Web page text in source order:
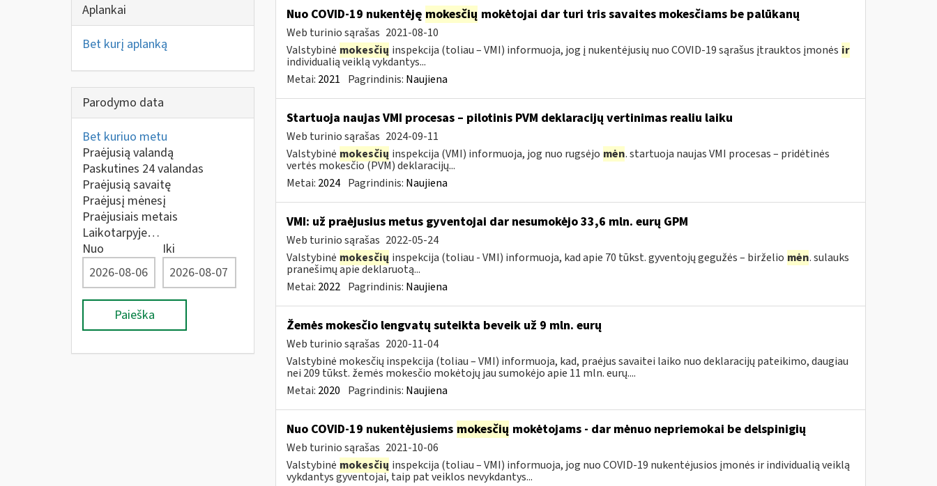
Aplankai
Bet kurį aplanką
Parodymo data
Bet kuriuo metu
Praėjusią valandą
Paskutines 24 valandas
Praėjusią savaitę
Praėjusį mėnesį
Praėjusiais metais
Laikotarpyje…
Nuo
Iki
Paieška
Nuo COVID-19 nukentėję mokesčių mokėtojai dar turi tris savaites mokesčiams be palūkanų
Web turinio sąrašas 2021-08-10
Valstybinė mokesčių inspekcija (toliau – VMI) informuoja, jog į nukentėjusių nuo COVID-19 sąrašus įtrauktos įmonės ir
individualią veiklą vykdantys...
Metai: 2021 Pagrindinis: Naujiena
Startuoja naujas VMI procesas – pilotinis PVM deklaracijų vertinimas realiu laiku
Web turinio sąrašas 2024-09-11
Valstybinė mokesčių inspekcija (VMI) informuoja, jog nuo rugsėjo mėn. startuoja naujas VMI procesas – pridėtinės
vertės mokesčio (PVM) deklaracijų...
Metai: 2024 Pagrindinis: Naujiena
VMI: už praėjusius metus gyventojai dar nesumokėjo 33,6 mln. eurų GPM
Web turinio sąrašas 2022-05-24
Valstybinė mokesčių inspekcija (toliau - VMI) informuoja, kad apie 70 tūkst. gyventojų gegužės – birželio mėn. sulauks
pranešimų apie deklaruotą...
Metai: 2022 Pagrindinis: Naujiena
Žemės mokesčio lengvatų suteikta beveik už 9 mln. eurų
Web turinio sąrašas 2020-11-04
Valstybinė mokesčių inspekcija (toliau – VMI) informuoja, kad, praėjus savaitei laiko nuo deklaracijų pateikimo, daugiau
nei 209 tūkst. žemės mokesčio mokėtojų jau sumokėjo apie 11 mln. eurų....
Metai: 2020 Pagrindinis: Naujiena
Nuo COVID-19 nukentėjusiems mokesčių mokėtojams - dar mėnuo nepriemokai be delspinigių
Web turinio sąrašas 2021-10-06
Valstybinė mokesčių inspekcija (toliau – VMI) informuoja, jog nuo COVID-19 nukentėjusios įmonės ir individualią veiklą
vykdantys gyventojai, taip pat veiklos nevykdantys...